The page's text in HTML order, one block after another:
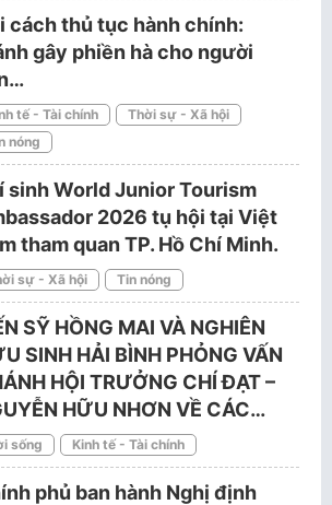
cách thủ tục hành chính:
gây phiền hà cho người
tế - Tài chính
Thời sự - Xã hội
nóng
sinh World Junior Tourism
2026 tụ hội tại Việt
tham quan TP. Hồ Chí Minh.
sự - Xã hội Tin nóng
SỸ HỒNG MAI VÀ NGHIÊN
SINH HẢI BÌNH PHỎNG VẤN
HỘI TRƯỞNG CHÍ ĐẠT –
HỮU NHƠN VỀ CÁC…
sống Kinh tế - Tài chính
phủ ban hành Nghị định